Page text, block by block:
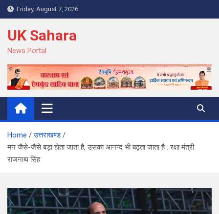
Skip
to
content
Friday, August 7, 2026
UK Sahara
News Portal
Home
उत्तराखण्ड
मन जैसे-जैसे बड़ा होता जाता है, उसका आनन्द भी बढ़ता जाता है : रक्षा मंत्री
राजनाथ सिंह